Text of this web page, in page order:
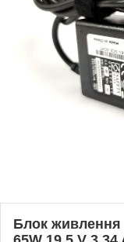
Блок живлення